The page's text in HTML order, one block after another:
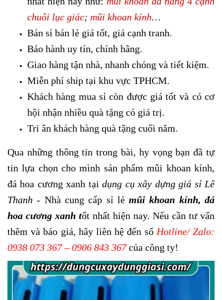
chuôi lục giác; mũi khoan kính…
Bán sỉ bán lẻ giá tốt, giá cạnh tranh.
Bảo hành uy tín, chính hãng.
Giao hàng tận nhà, nhanh chóng và tiết kiệm.
Miễn phí ship tại khu vực TPHCM.
Khách hàng mua sỉ còn được giá tốt và có cơ
hội nhận nhiều quà tặng có giá trị.
Tri ân khách hàng quà tặng cuối năm.
Qua những thông tin trong bài, hy vọng bạn đã tự
tin lựa chọn cho mình sản phẩm mũi khoan kính,
đá hoa cương xanh tạidụng cụ xây dựng giá sỉ Lê
Thanh - Nhà cung cấp sỉ lẻmũi khoan kính, đá
hoa cương xanh tốt nhất hiện nay. Nếu cần tư vấn
thêm và báo giá, hãy liên hệ đến sốHotline/ Zalo:
0938 073 367 – 0906 843 367của công ty!